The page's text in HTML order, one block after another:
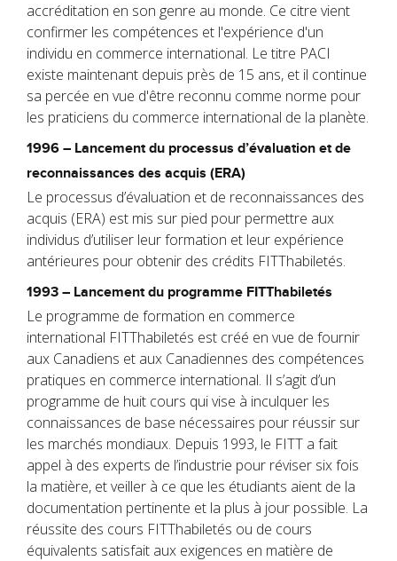
accréditation en son genre au monde. Ce citre vient
confirmer les compétences et l'expérience d'un
individu en commerce international. Le titre PACI
existe maintenant depuis près de 15 ans, et il continue
sa percée en vue d'être reconnu comme norme pour
les praticiens du commerce international de la planète.
1996 – Lancement du processus d’évaluation et de
reconnaissances des acquis (ERA)
Le processus d’évaluation et de reconnaissances des
acquis (ERA) est mis sur pied pour permettre aux
individus d’utiliser leur formation et leur expérience
antérieures pour obtenir des crédits FITThabiletés.
1993 – Lancement du programme FITThabiletés
Le programme de formation en commerce
international FITThabiletés est créé en vue de fournir
aux Canadiens et aux Canadiennes des compétences
pratiques en commerce international. Il s’agit d’un
programme de huit cours qui vise à inculquer les
connaissances de base nécessaires pour réussir sur
les marchés mondiaux. Depuis 1993, le FITT a fait
appel à des experts de l’industrie pour réviser six fois
la matière, et veiller à ce que les étudiants aient de la
documentation pertinente et la plus à jour possible. La
réussite des cours FITThabiletés ou de cours
équivalents satisfait aux exigences en matière de